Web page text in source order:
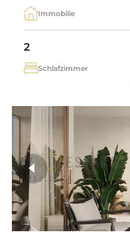
Immobilie
2
Schlafzimmer